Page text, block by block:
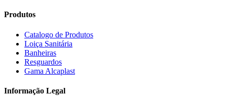
Produtos
Catalogo de Produtos
Loiça Sanitária
Banheiras
Resguardos
Gama Alcaplast
Informação Legal